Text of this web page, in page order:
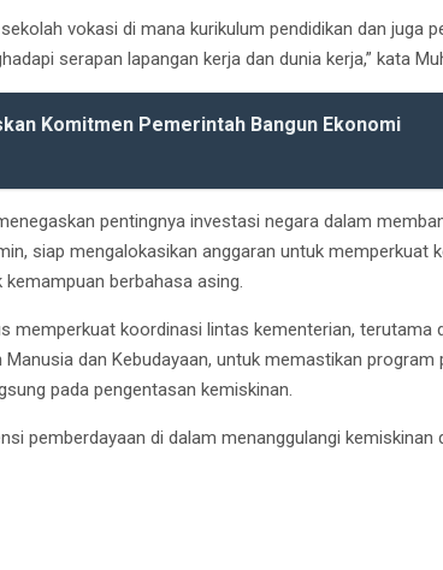
vokasi di mana kurikulum pendidikan dan juga
serapan lapangan kerja dan dunia kerja,” kata
Komitmen Pemerintah Bangun Ekonomi
pentingnya investasi negara dalam
siap mengalokasikan anggaran untuk memperkuat
berbahasa asing.
memperkuat koordinasi lintas kementerian, terutama
dan Kebudayaan, untuk memastikan program
pada pengentasan kemiskinan.
pemberdayaan di dalam menanggulangi kemiskinan